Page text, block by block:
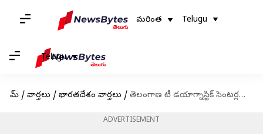
మరింత Telugu
Telugu
హోమ్ / వార్తలు / భారతదేశం వార్తలు / తెలంగాణ టీ డయాగ్నాస్టిక్ సెంటర్లలో 134ఉచిత పరీక్షలు: హరీష్ రావు
ADVERTISEMENT